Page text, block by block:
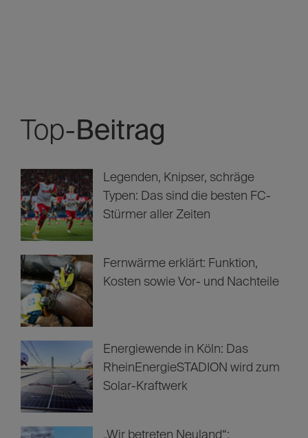
Top- Beitrag
Legenden, Knipser, schräge
Typen: Das sind die besten FC-
Stürmer aller Zeiten
Fernwärme erklärt: Funktion,
Kosten sowie Vor- und Nachteile
Energiewende in Köln: Das
RheinEnergieSTADION wird zum
Solar-Kraftwerk
„Wir betreten Neuland“: